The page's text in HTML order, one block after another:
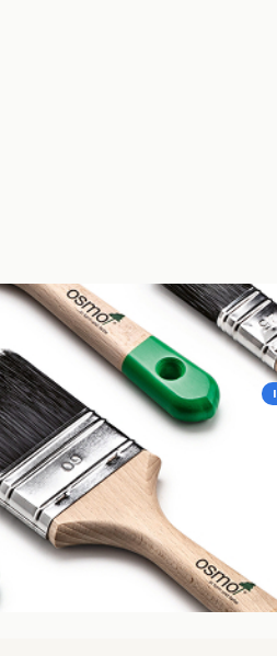
OSMO
olejových